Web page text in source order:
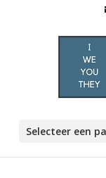
Selecteer een